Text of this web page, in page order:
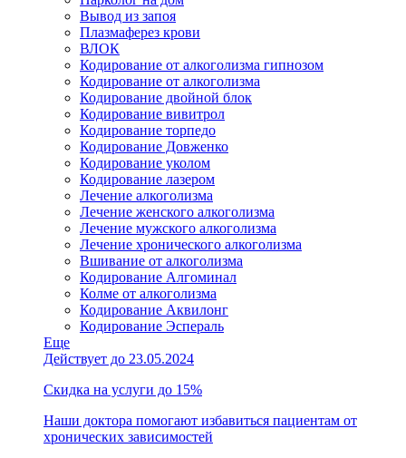
Вывод из запоя
Плазмаферез крови
ВЛОК
Кодирование от алкоголизма гипнозом
Кодирование от алкоголизма
Кодирование двойной блок
Кодирование вивитрол
Кодирование торпедо
Кодирование Довженко
Кодирование уколом
Кодирование лазером
Лечение алкоголизма
Лечение женского алкоголизма
Лечение мужского алкоголизма
Лечение хронического алкоголизма
Вшивание от алкоголизма
Кодирование Алгоминал
Колме от алкоголизма
Кодирование Аквилонг
Кодирование Эспераль
Еще
Действует до 23.05.2024
Скидка на услуги до 15%
Наши доктора помогают избавиться пациентам от
хронических зависимостей